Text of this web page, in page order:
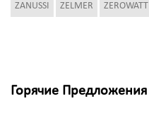
ZANUSSI ZELMER ZEROWATT
Горячие Предложения